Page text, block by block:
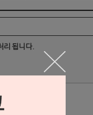
리 됩니다.